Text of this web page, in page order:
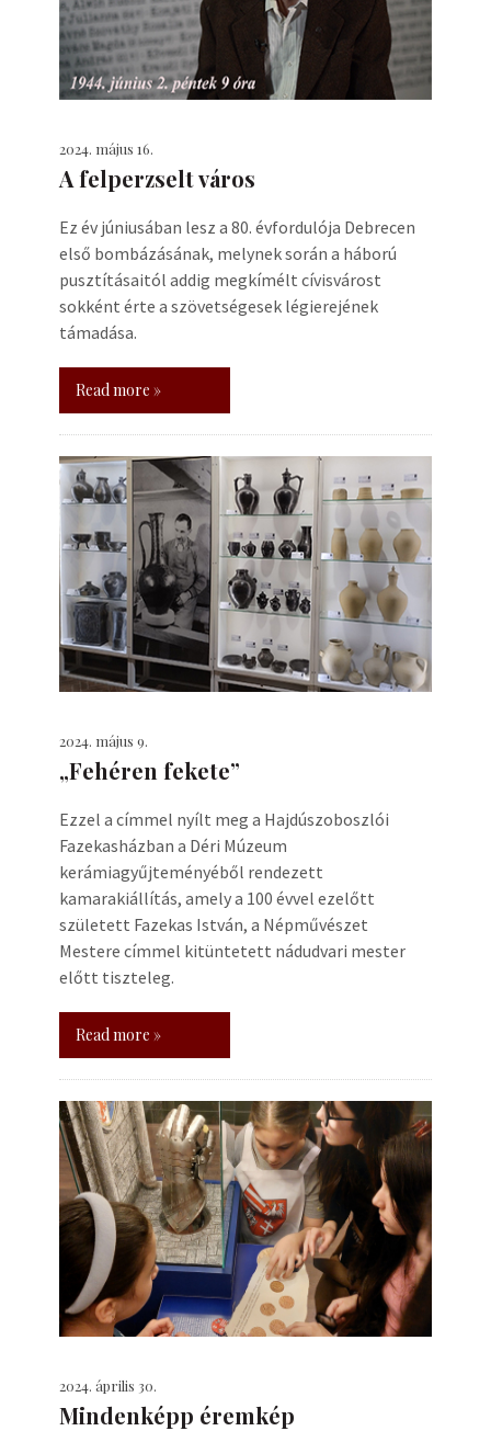
2024. május 16.
A felperzselt város
Ez év júniusában lesz a 80. évfordulója Debrecen
első bombázásának, melynek során a háború
pusztításaitól addig megkímélt cívisvárost
sokként érte a szövetségesek légierejének
támadása.
Read more »
2024. május 9.
„Fehéren fekete”
Ezzel a címmel nyílt meg a Hajdúszoboszlói
Fazekasházban a Déri Múzeum
kerámiagyűjteményéből rendezett
kamarakiállítás, amely a 100 évvel ezelőtt
született Fazekas István, a Népművészet
Mestere címmel kitüntetett nádudvari mester
előtt tiszteleg.
Read more »
2024. április 30.
Mindenképp éremkép